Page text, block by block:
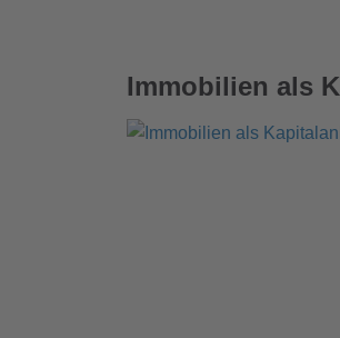
Immobilien als